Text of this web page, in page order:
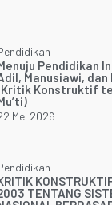
Pendidikan
Manusiawi, dan
Konstruktif
Mei 2026
TENTANG